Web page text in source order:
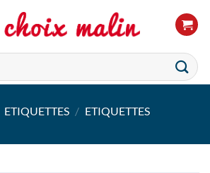
ETIQUETTES / ETIQUETTES